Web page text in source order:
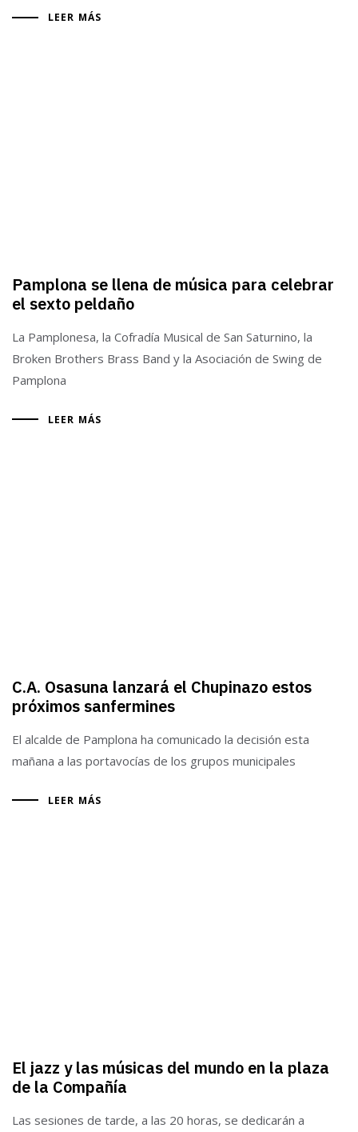
LEER MÁS
Pamplona se llena de música para celebrar
el sexto peldaño
La Pamplonesa, la Cofradía Musical de San Saturnino, la
Broken Brothers Brass Band y la Asociación de Swing de
Pamplona
LEER MÁS
C.A. Osasuna lanzará el Chupinazo estos
próximos sanfermines
El alcalde de Pamplona ha comunicado la decisión esta
mañana a las portavocías de los grupos municipales
LEER MÁS
El jazz y las músicas del mundo en la plaza
de la Compañía
Las sesiones de tarde, a las 20 horas, se dedicarán a